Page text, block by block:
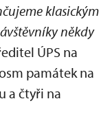
klasickým
někdy
ÚPS na
památek na
a čtyři na